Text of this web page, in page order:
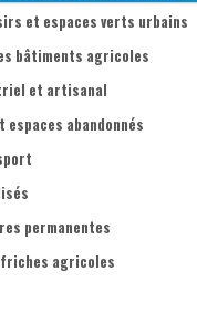
couvert herbacé en
couvert herbacé toute
résineux (>3m)
feuillus (>3m)
résineux (<3m)
feuillus (<3m)
et espaces verts urbains
bâtiments agricoles
et artisanal
abandonnés
permanentes
agricoles